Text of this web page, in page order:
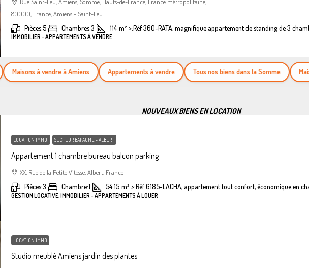
80000, France, Amiens - Saint-Leu
Pièces:5 Chambres:3 114 m² >:Réf 360-RATA, magnifique appartement de standing de 3
IMMOBILIER - APPARTEMENTS À VENDRE
Maisons à vendre à Amiens Appartements à vendre Tous nos biens dans la Somme
NOUVEAUX BIENS EN LOCATION
LOCATION IMMO SECTEUR BAPAUME - ALBERT
Appartement 1 chambre bureau balcon parking
XX, Rue de la Petite Vitesse, Albert, France
Pièces:3 Chambre:1 54.15 m² >:Réf G185-LACHA, appartement tout confort, économique en
GESTION LOCATIVE, IMMOBILIER - APPARTEMENTS À LOUER
LOCATION IMMO
Studio meublé Amiens jardin des plantes